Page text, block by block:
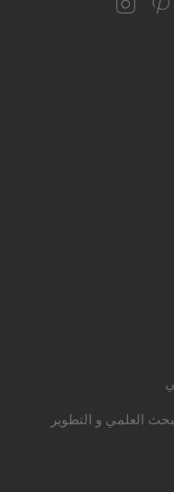
العلمي و التطوير